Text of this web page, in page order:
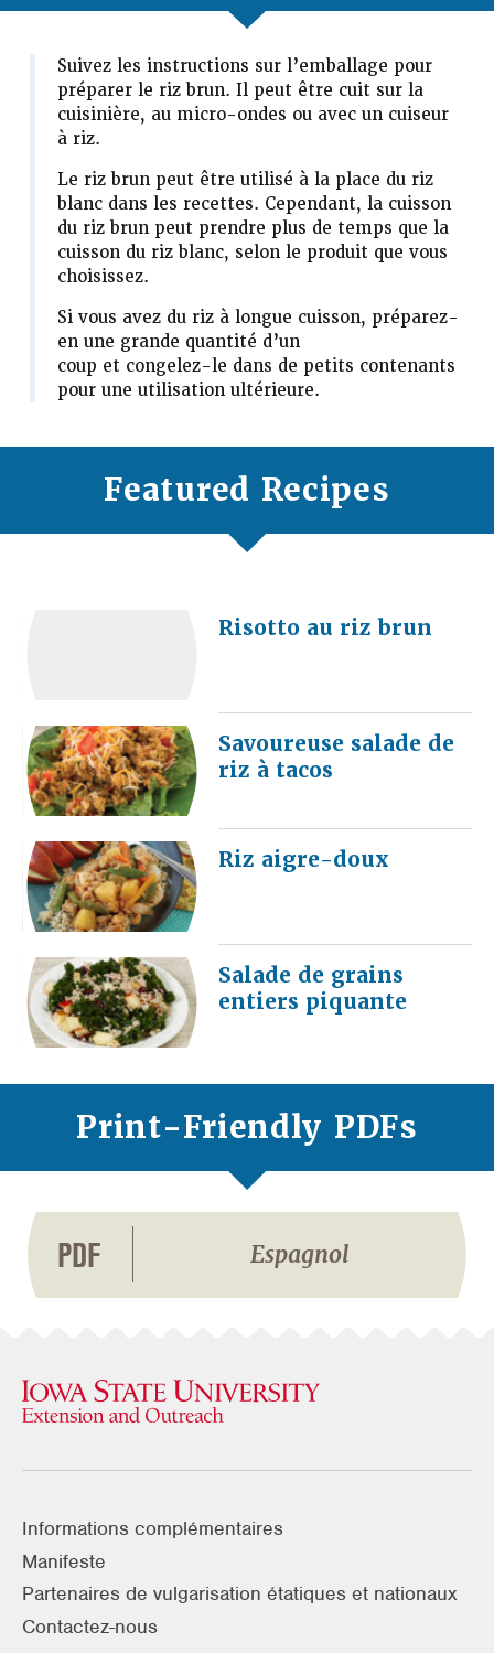
Suivez les instructions sur l’emballage pour
préparer le riz brun. Il peut être cuit sur la
cuisinière, au micro-ondes ou avec un cuiseur
à riz.
Le riz brun peut être utilisé à la place du riz
blanc dans les recettes. Cependant, la cuisson
du riz brun peut prendre plus de temps que la
cuisson du riz blanc, selon le produit que vous
choisissez.
Si vous avez du riz à longue cuisson, préparez-
en une grande quantité d’un
coup et congelez-le dans de petits contenants
pour une utilisation ultérieure.
Featured Recipes
Risotto au riz brun
Savoureuse salade de
riz à tacos
Riz aigre-doux
Salade de grains
entiers piquante
Print-Friendly PDFs
PDF Espagnol
Informations complémentaires
Manifeste
Partenaires de vulgarisation étatiques et nationaux
Contactez-nous